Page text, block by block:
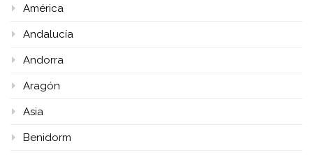
América
Andalucía
Andorra
Aragón
Asia
Benidorm